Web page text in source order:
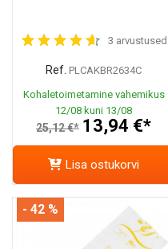
3 arvustused
Ref. PLCAKBR2634C
Kohaletoimetamine vahemikus
12/08 kuni 13/08
25,12 €* 13,94 €*
Lisa ostukorvi
- 42 %